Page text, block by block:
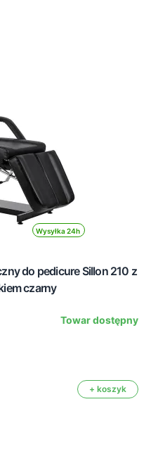
Wysyłka 24h
do pedicure Sillon 210 z
czarny
Towar dostępny
+ koszyk